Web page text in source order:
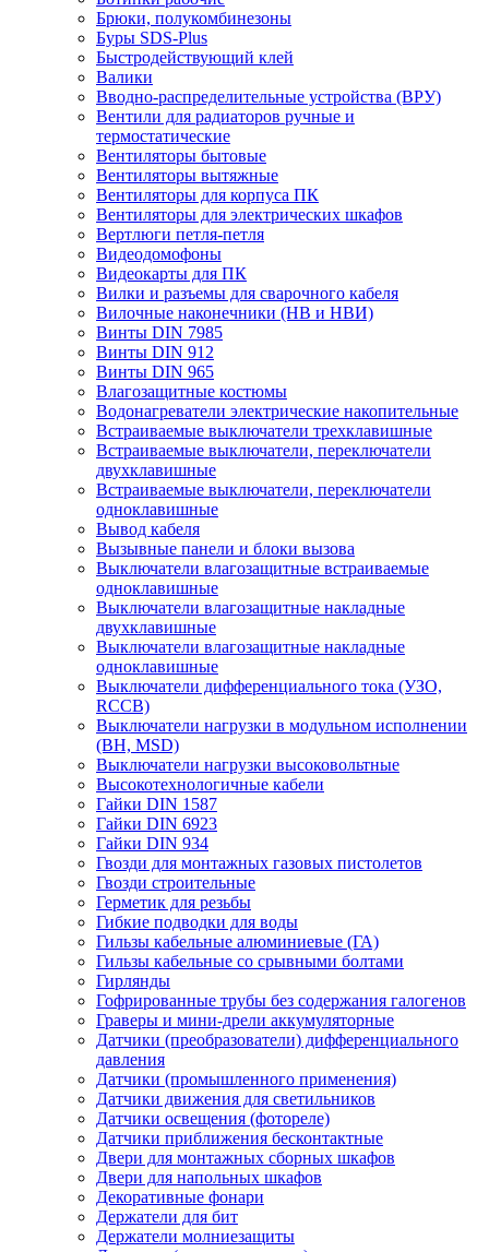
Брюки, полукомбинезоны
Буры SDS-Plus
Быстродействующий клей
Валики
Вводно-распределительные устройства (ВРУ)
Вентили для радиаторов ручные и
термостатические
Вентиляторы бытовые
Вентиляторы вытяжные
Вентиляторы для корпуса ПК
Вентиляторы для электрических шкафов
Вертлюги петля-петля
Видеодомофоны
Видеокарты для ПК
Вилки и разъемы для сварочного кабеля
Вилочные наконечники (НВ и НВИ)
Винты DIN 7985
Винты DIN 912
Винты DIN 965
Влагозащитные костюмы
Водонагреватели электрические накопительные
Встраиваемые выключатели трехклавишные
Встраиваемые выключатели, переключатели
двухклавишные
Встраиваемые выключатели, переключатели
одноклавишные
Вывод кабеля
Вызывные панели и блоки вызова
Выключатели влагозащитные встраиваемые
одноклавишные
Выключатели влагозащитные накладные
двухклавишные
Выключатели влагозащитные накладные
одноклавишные
Выключатели дифференциального тока (УЗО,
RCCB)
Выключатели нагрузки в модульном исполнении
(ВН, MSD)
Выключатели нагрузки высоковольтные
Высокотехнологичные кабели
Гайки DIN 1587
Гайки DIN 6923
Гайки DIN 934
Гвозди для монтажных газовых пистолетов
Гвозди строительные
Герметик для резьбы
Гибкие подводки для воды
Гильзы кабельные алюминиевые (ГА)
Гильзы кабельные со срывными болтами
Гирлянды
Гофрированные трубы без содержания галогенов
Граверы и мини-дрели аккумуляторные
Датчики (преобразователи) дифференциального
давления
Датчики (промышленного применения)
Датчики движения для светильников
Датчики освещения (фотореле)
Датчики приближения бесконтактные
Двери для монтажных сборных шкафов
Двери для напольных шкафов
Декоративные фонари
Держатели для бит
Держатели молниезащиты